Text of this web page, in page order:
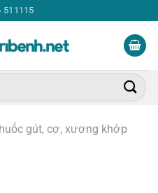
511115
gút, cơ, xương khớp